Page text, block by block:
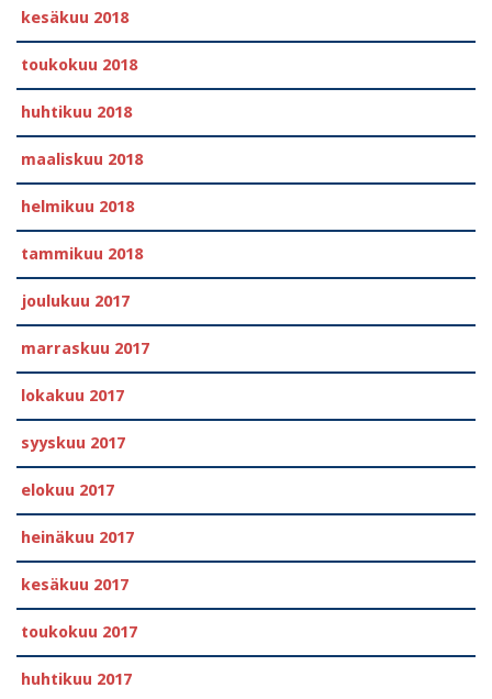
kesäkuu 2018
toukokuu 2018
huhtikuu 2018
maaliskuu 2018
helmikuu 2018
tammikuu 2018
joulukuu 2017
marraskuu 2017
lokakuu 2017
syyskuu 2017
elokuu 2017
heinäkuu 2017
kesäkuu 2017
toukokuu 2017
huhtikuu 2017